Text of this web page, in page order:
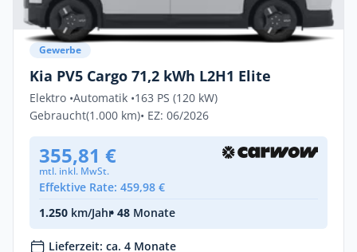
Gewerbe
Kia PV5 Cargo 71,2 kWh L2H1 Elite
Elektro •Automatik •163 PS (120 kW)
Gebraucht(1.000 km)• EZ: 06/2026
355,81 €
mtl. inkl. MwSt.
Effektive Rate: 459,98 €
1.250 km/Jahr• 48 Monate
Lieferzeit: ca. 4 Monate